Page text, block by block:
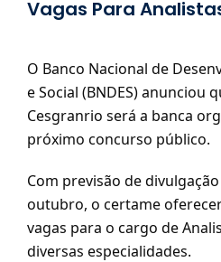
Vagas Para
O Banco Nacional de
e Social (BNDES) anunciou
Cesgranrio será a banca
próximo concurso público.
Com previsão de
outubro, o certame
vagas para o cargo de
diversas especialidades.